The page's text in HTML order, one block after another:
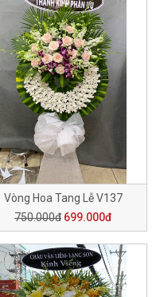
Vòng Hoa Tang Lễ V137
750.000đ 699.000đ